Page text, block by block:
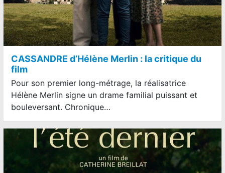
CASSANDRE d’Hélène Merlin : la critique du
film
Pour son premier long-métrage, la réalisatrice
Hélène Merlin signe un drame familial puissant et
bouleversant. Chronique…